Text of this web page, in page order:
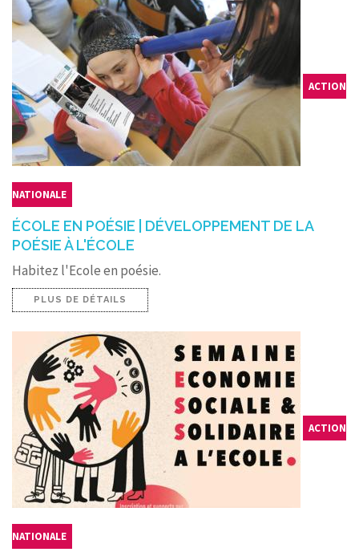
ACTION
NATIONALE
ÉCOLE EN POÉSIE | DÉVELOPPEMENT DE LA
POÉSIE À L'ÉCOLE
Habitez l'Ecole en poésie.
PLUS DE DÉTAILS
ACTION
NATIONALE